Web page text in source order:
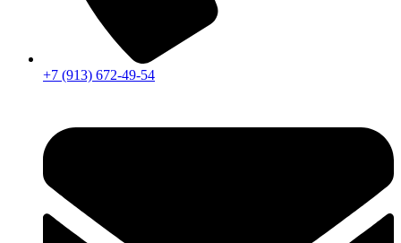
+7 (913) 672-49-54